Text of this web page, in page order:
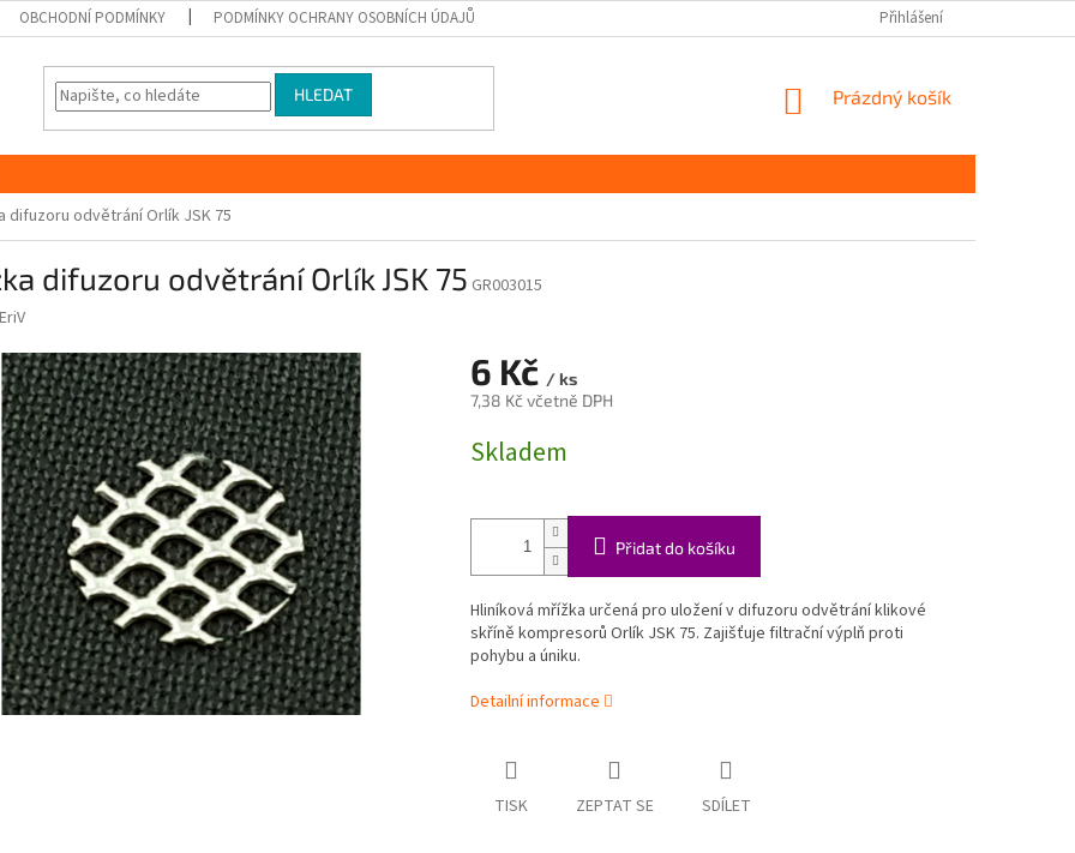
OBCHODNÍ PODMÍNKY PODMÍNKY OCHRANY OSOBNÍCH ÚDAJŮ Přihlášení
HLEDAT
NÁKUPNÍ
Prázdný košík
difuzoru odvětrání Orlík JSK 75
difuzoru odvětrání Orlík JSK 75 GR003015
EriV
6 Kč / ks
7,38 Kč včetně DPH
cena:
Skladem
Přidat do košíku
Hliníková mřížka určená pro uložení v difuzoru odvětrání klikové
skříně kompresorů Orlík JSK 75. Zajišťuje filtrační výplň proti
pohybu a úniku.
Detailní informace
TISK ZEPTAT SE SDÍLET